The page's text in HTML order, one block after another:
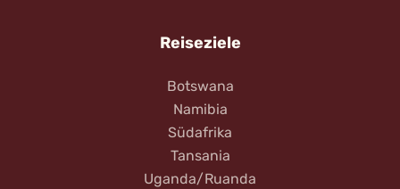
Reiseziele
Botswana
Namibia
Südafrika
Tansania
Uganda/Ruanda